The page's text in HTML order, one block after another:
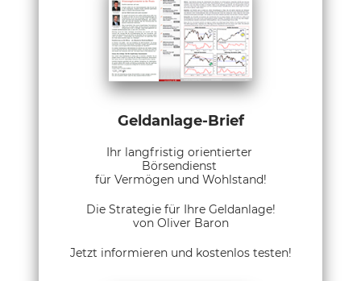
Geldanlage-Brief
Ihr langfristig orientierter
Börsendienst
für Vermögen und Wohlstand!
Die Strategie für Ihre Geldanlage!
von Oliver Baron
Jetzt informieren und kostenlos testen!